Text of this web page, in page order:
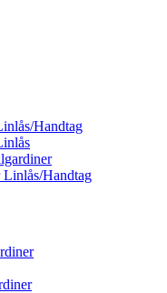
Handtag
Linlås/Handtag